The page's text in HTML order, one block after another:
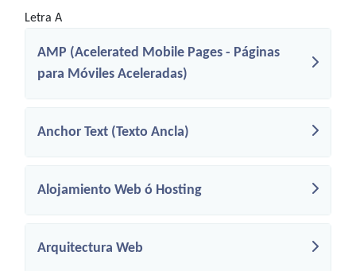
Letra A
AMP (Acelerated Mobile Pages - Páginas
para Móviles Aceleradas)
Anchor Text (Texto Ancla)
Alojamiento Web ó Hosting
Arquitectura Web